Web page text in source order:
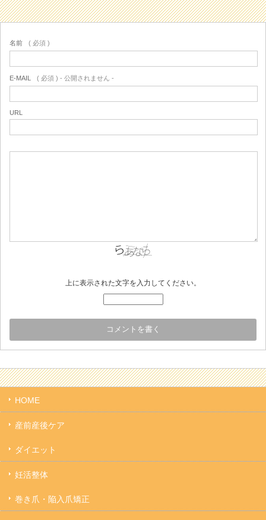
名前 ( 必須 )
E-MAIL ( 必須 ) - 公開されません -
URL
上に表示された文字を入力してください。
HOME
産前産後ケア
ダイエット
妊活整体
巻き爪・陥入爪矯正